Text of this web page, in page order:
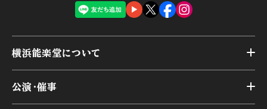
横浜能楽堂について
公演・催事